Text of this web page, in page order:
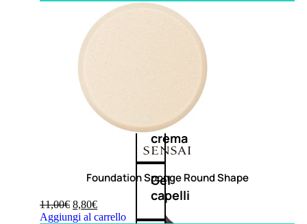
cristalli
e
crema
Gel
capelli
Foundation Sponge Round Shape
11,00€ 8,80€
Aggiungi al carrello